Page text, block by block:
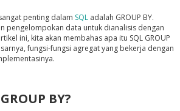
penting dalam SQL adalah GROUP BY.
pengelompokan data untuk dianalisis dengan
ini, kita akan membahas apa itu SQL GROUP
fungsi-fungsi agregat yang bekerja dengan
BY?